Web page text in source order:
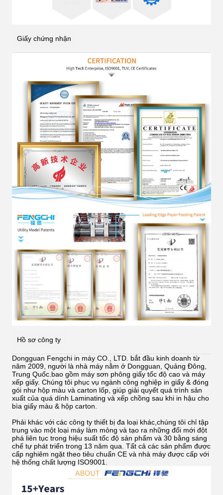
Giấy chứng nhận
Hồ sơ công ty
Dongguan Fengchi in máy CO., LTD. bắt đầu kinh doanh từ
năm 2009, người là nhà máy nằm ở Dongguan, Quảng Đông,
Trung Quốc.bao gồm máy sơn phông giấy tốc độ cao và máy
xếp giấy. Chúng tôi phục vụ ngành công nghiệp in giấy & đóng
gói như hộp màu và carton lốp, giúp giải quyết quá trình sản
xuất của quá dính Laminating và xếp chồng sau khi in hậu cho
bìa giấy màu & hộp carton.
Phải khác với các công ty thiết bị đa loại khác,chúng tôi chỉ tập
trung vào một loại máy làm mỏng và tạo ra những đổi mới đột
phá liên tục trong hiệu suất tốc độ sản phẩm và 30 bằng sáng
chế tự phát triển trong 13 năm qua. Tất cả các sản phẩm được
cấp nghiêm ngặt theo tiêu chuẩn CE và nhà máy được cấp với
hệ thống chất lượng ISO9001.